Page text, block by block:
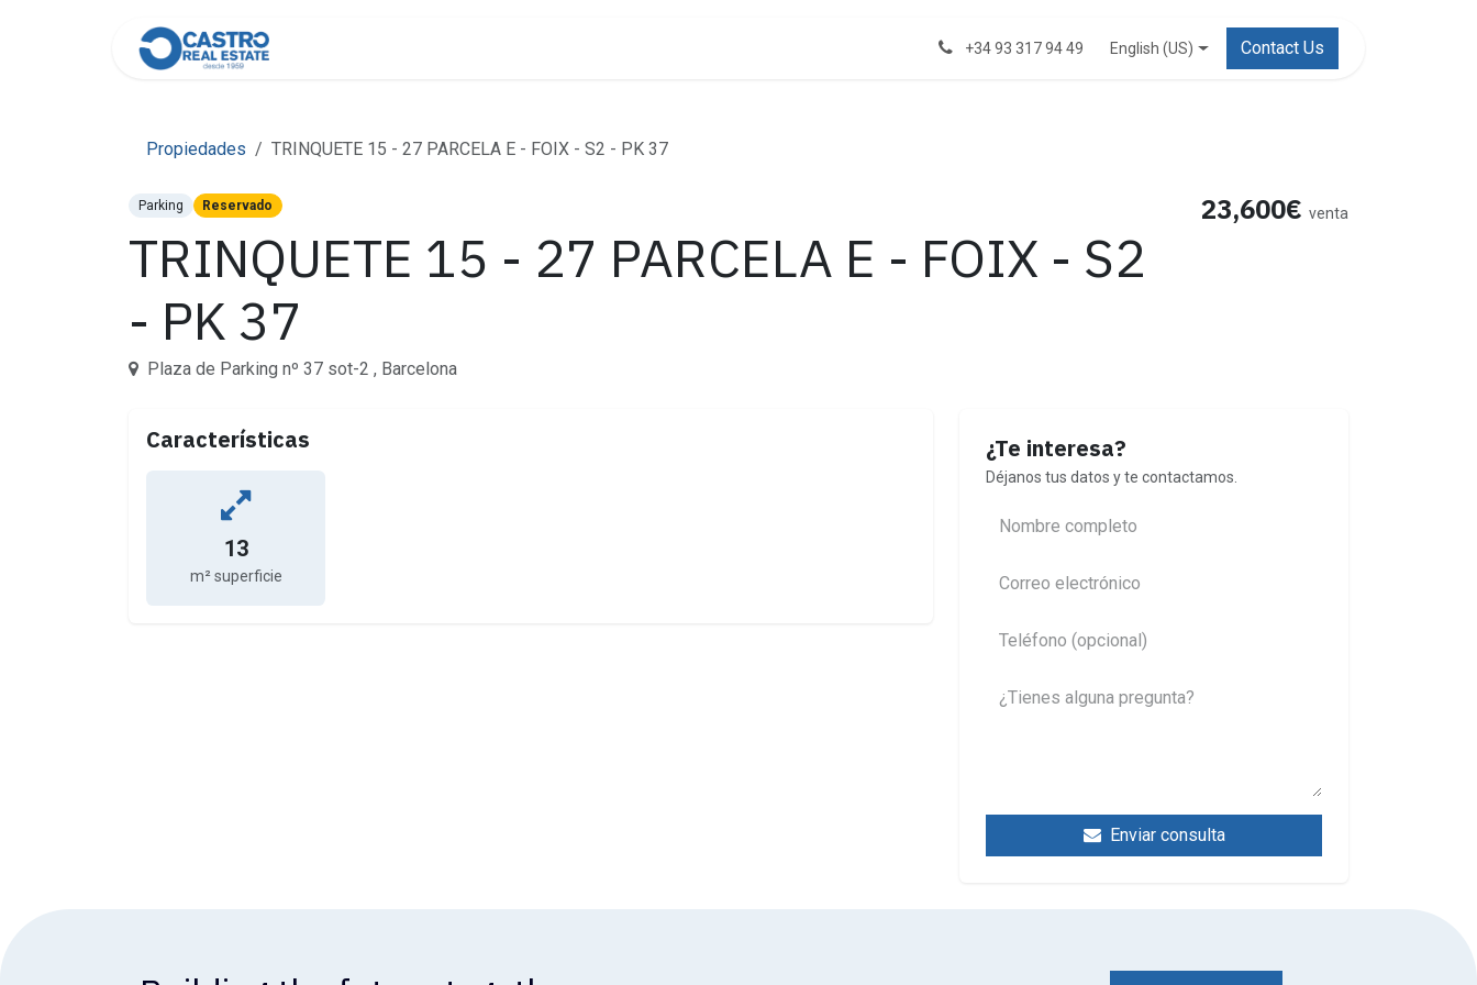
+34 93 317 94 49 English (US) Contact Us
Propiedades TRINQUETE 15 - 27 PARCELA E - FOIX - S2 - PK 37
Parking Reservado
TRINQUETE 15 - 27 PARCELA E - FOIX - S2
- PK 37
Plaza de Parking nº 37 sot-2 , Barcelona
23,600€ venta
Características
13
m² superficie
¿Te interesa?
Déjanos tus datos y te contactamos.
Enviar consulta